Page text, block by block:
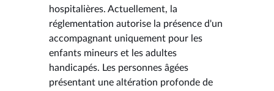
hospitalières. Actuellement, la
réglementation autorise la présence d'un
accompagnant uniquement pour les
enfants mineurs et les adultes
handicapés. Les personnes âgées
présentant une altération profonde de